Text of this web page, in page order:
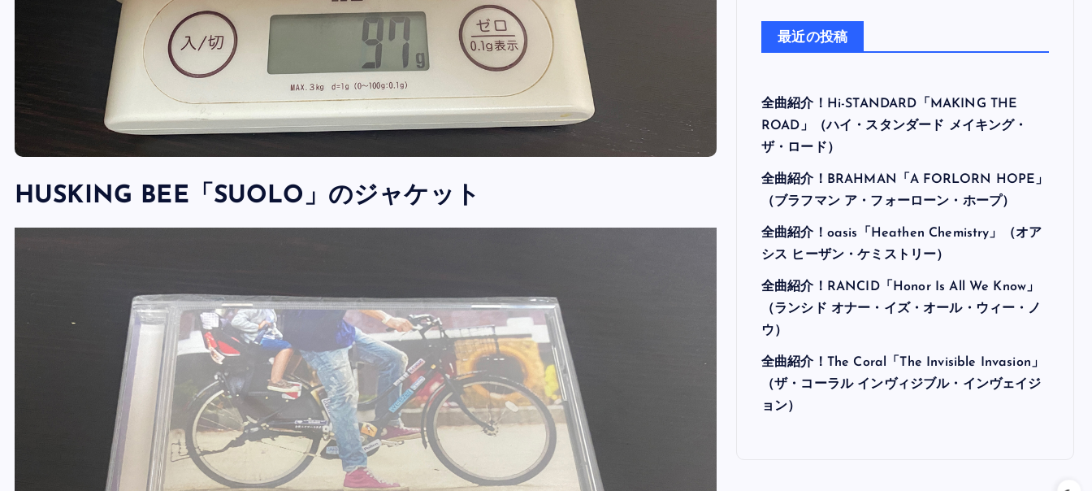
HUSKING BEE「SUOLO」のジャケット
最近の投稿
全曲紹介！Hi-STANDARD「MAKING THE
ROAD」（ハイ・スタンダード メイキング・
ザ・ロード）
全曲紹介！BRAHMAN「A FORLORN HOPE」
（ブラフマン ア・フォーローン・ホープ）
全曲紹介！oasis「Heathen Chemistry」（オア
シス ヒーザン・ケミストリー）
全曲紹介！RANCID「Honor Is All We Know」
（ランシド オナー・イズ・オール・ウィー・ノ
ウ）
全曲紹介！The Coral「The Invisible Invasion」
（ザ・コーラル インヴィジブル・インヴェイジ
ョン）